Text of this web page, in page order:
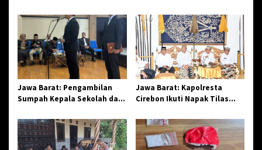
2026
Jangkar Gelar Halal Bi Halal
di Losari
Jawa Barat: Pengambilan
Sumpah Kepala Sekolah dan
Penegasan Integritas
Aparatur Pendidikan dan
Birokrasi
Jawa Barat: Kapolresta
Cirebon Ikuti Napak Tilas
Sinergi dan Pelestarian
Sejarah